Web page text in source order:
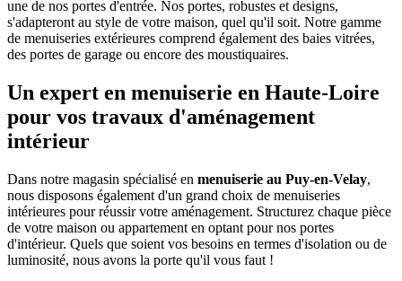
une de nos portes d'entrée. Nos portes, robustes et designs,
s'adapteront au style de votre maison, quel qu'il soit. Notre gamme
de menuiseries extérieures comprend également des baies vitrées,
des portes de garage ou encore des moustiquaires.
Un expert en menuiserie en Haute-Loire
pour vos travaux d'aménagement
intérieur
Dans notre magasin spécialisé en menuiserie au Puy-en-Velay,
nous disposons également d'un grand choix de menuiseries
intérieures pour réussir votre aménagement. Structurez chaque pièce
de votre maison ou appartement en optant pour nos portes
d'intérieur. Quels que soient vos besoins en termes d'isolation ou de
luminosité, nous avons la porte qu'il vous faut !